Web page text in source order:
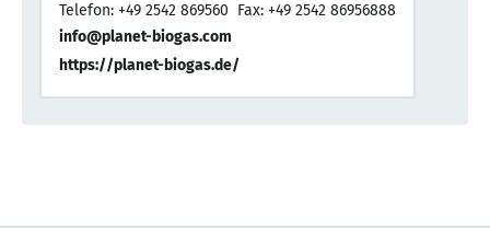
Telefon: +49 2542 869560 Fax: +49 2542 86956888
info@planet-biogas.com
https://planet-biogas.de/